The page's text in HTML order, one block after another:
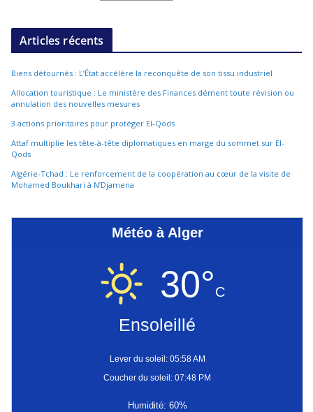
Articles récents
Biens détournés : L’État accélère la reconquête de son tissu industriel
Allocation touristique : Le ministère des Finances dément toute révision ou
annulation des nouvelles mesures
3 actions prioritaires pour protéger El-Qods
Attaf multiplie les tête-à-tête diplomatiques en marge du sommet sur El-
Qods
Algérie-Tchad : Le renforcement de la coopération au cœur de la visite de
Mohamed Boukhari à N’Djamena
Météo à Alger
30°C
Ensoleillé
Lever du soleil: 05:58 AM
Coucher du soleil: 07:48 PM
Humidité: 60%